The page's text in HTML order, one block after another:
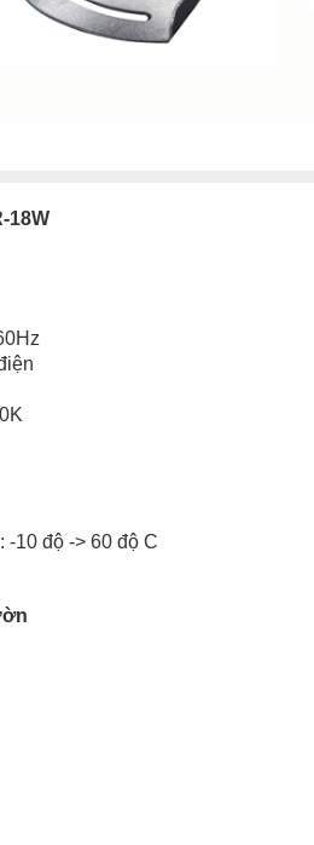
18W
-10 độ -> 60 độ C